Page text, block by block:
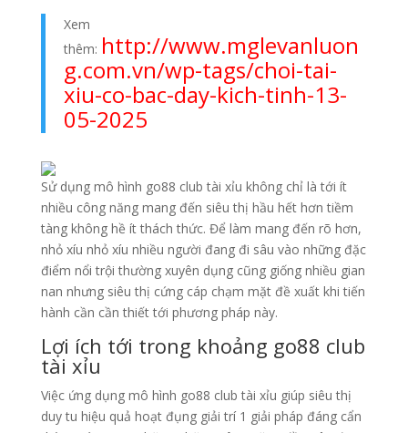
Xem
thêm: http://www.mglevanluon
g.com.vn/wp-tags/choi-tai-
xiu-co-bac-day-kich-tinh-13-
05-2025
Sử dụng mô hình go88 club tài xỉu không chỉ là tới ít
nhiều công năng mang đến siêu thị hầu hết hơn tiềm
tàng không hề ít thách thức. Để làm mang đến rõ hơn,
nhỏ xíu nhỏ xíu nhiều người đang đi sâu vào những đặc
điểm nổi trội thường xuyên dụng cũng giống nhiều gian
nan nhưng siêu thị cứng cáp chạm mặt đề xuất khi tiến
hành cần cần thiết tới phương pháp này.
Lợi ích tới trong khoảng go88 club
tài xỉu
Việc ứng dụng mô hình go88 club tài xỉu giúp siêu thị
duy tu hiệu quả hoạt đụng giải trí 1 giải pháp đáng cẩn